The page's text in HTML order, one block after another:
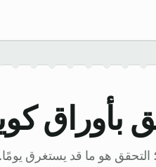
بأوراق
هو ما قد يستغرق يومًا.